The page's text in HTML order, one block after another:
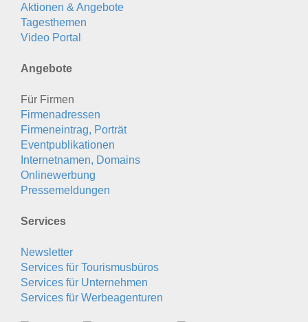
Aktionen & Angebote
Tagesthemen
Video Portal
Angebote
Für Firmen
Firmenadressen
Firmeneintrag, Porträt
Eventpublikationen
Internetnamen, Domains
Onlinewerbung
Pressemeldungen
Services
Newsletter
Services für Tourismusbüros
Services für Unternehmen
Services für Werbeagenturen